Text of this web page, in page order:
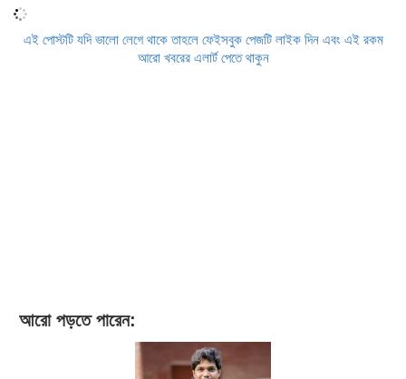
এই পোস্টটি যদি ভালো লেগে থাকে তাহলে ফেইসবুক পেজটি লাইক দিন এবং এই রকম
আরো খবরের এলার্ট পেতে থাকুন
আরো পড়তে পারেন: